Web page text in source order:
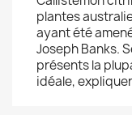
plantes
ayant été
Joseph Banks.
présents la
idéale,